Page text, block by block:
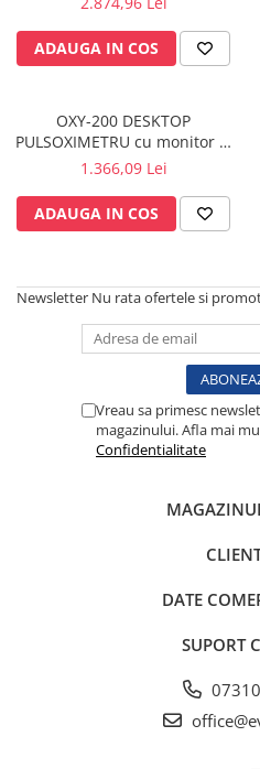
Regulatoare presiune gaze
medicinale
Carucioare butelii gaze
Conectori gaze medicinale
Panouri control si alarmare
fixare
Rampa gaze medicale pat
Rampa iluminat alarmare
Accesorii vase
Tevi cupru si accesorii
Manere pentru electrocautere
Cabluri pentru pensele bipolare
ADAUGA IN COS
OXY-200 DESKTOP
PULSOXIMETRU cu monitor și
baterie
1.366,09 Lei
ADAUGA IN COS
Newsletter Nu rata ofertele si
Vreau sa primesc
magazinului. Afla mai
Confidentialitate
DATE
SUPORT